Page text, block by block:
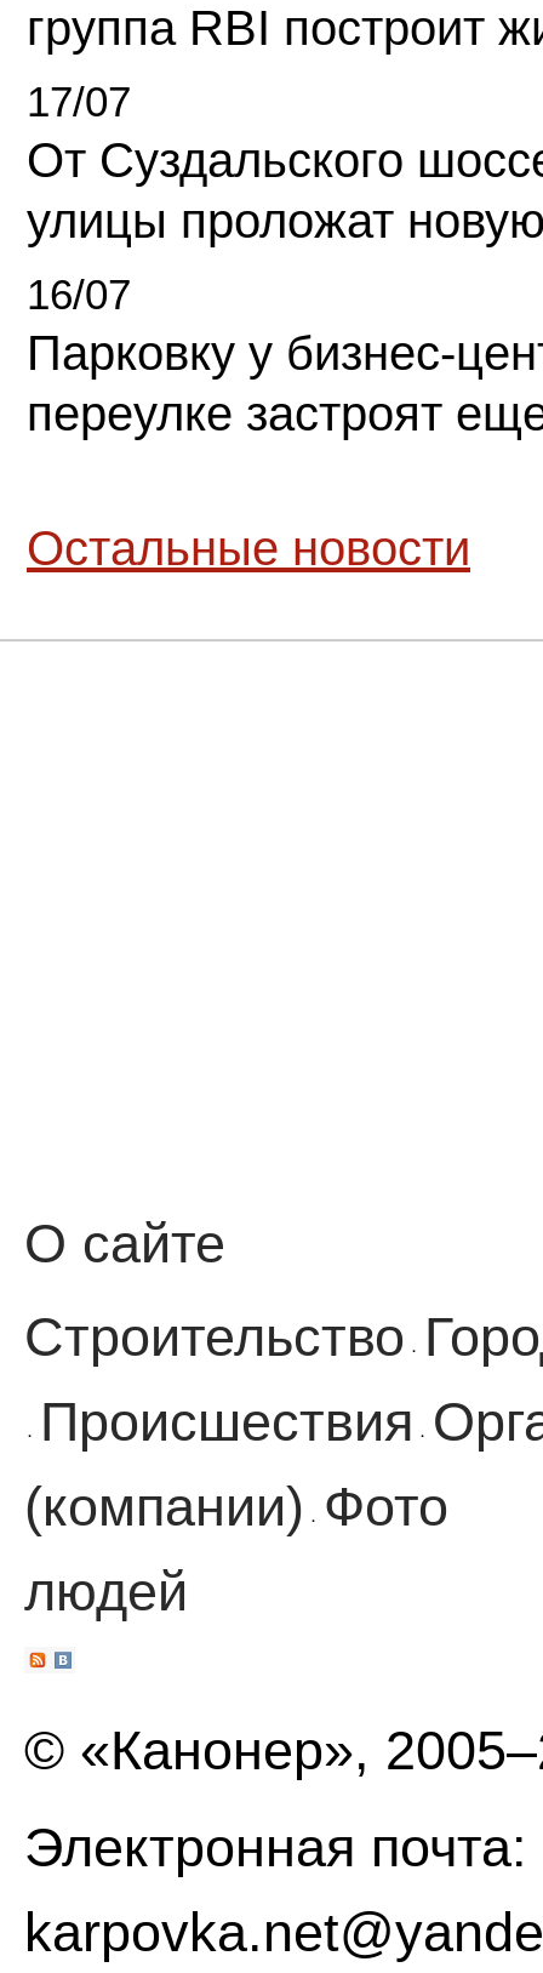
группа RBI построит
17/07
От Суздальского
улицы проложат
16/07
Парковку у бизнес-
переулке застроят
Остальные новости
О сайте
Строительство ·
· Происшествия ·
(компании)
·
Фото
людей
© «Канонер»,
Электронная почта: